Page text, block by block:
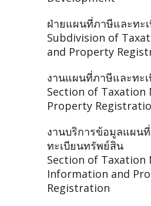
ฝ่ายแผนที่ภาษีและทะ
Subdivision of
and Property
งานแผนที่ภาษีและทะ
Section of Taxation
Property
งานบริการข้อมูลแผน
ทะเบียนทรัพย์สิน
Section of Taxation
Information and
Registration